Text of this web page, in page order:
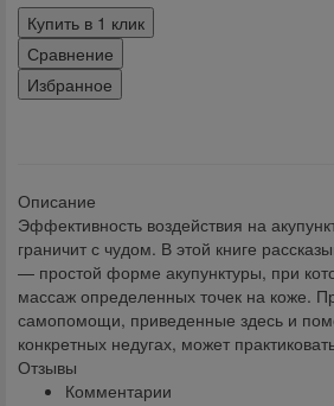
Купить в 1 клик
Сравнение
Избранное
Описание
Эффективность воздействия на
граничит с чудом. В этой книге
— простой форме акупунктуры, при
массаж определенных точек на коже.
самопомощи, приведенные здесь и
конкретных недугах, может
Отзывы
Комментарии